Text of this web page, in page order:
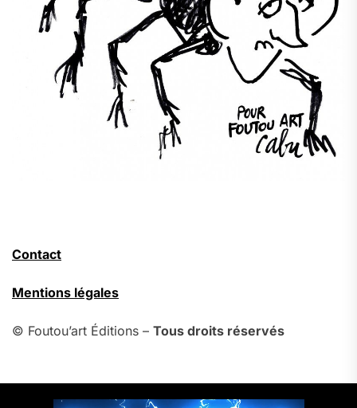
Contact
Mentions légales
© Foutou’art Éditions – Tous droits réservés